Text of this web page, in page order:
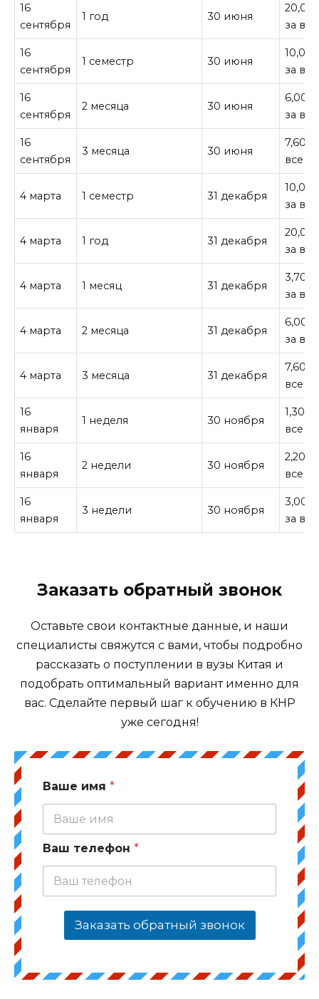
16
сентября
1 год 30 июня
за все
16
сентября
1 семестр 30 июня
за все
16
сентября
2 месяца 30 июня
6,000
за все
16
сентября
3 месяца 30 июня
7,600
все
4 марта 1 семестр 31 декабря
за все
4 марта 1 год 31 декабря
за все
4 марта 1 месяц 31 декабря
3,700
за все
4 марта 2 месяца 31 декабря
6,000
за все
4 марта 3 месяца 31 декабря
7,600
все
16
января
1 неделя 30 ноября
все
16
января
2 недели 30 ноября
2,200
все
16
января
3 недели 30 ноября
3,000
за все
Заказать обратный звонок
Оставьте свои контактные данные, и наши
специалисты свяжутся с вами, чтобы подробно
рассказать о поступлении в вузы Китая и
подобрать оптимальный вариант именно для
вас. Сделайте первый шаг к обучению в КНР
уже сегодня!
Ваше имя *
Ваш телефон *
Заказать обратный звонок